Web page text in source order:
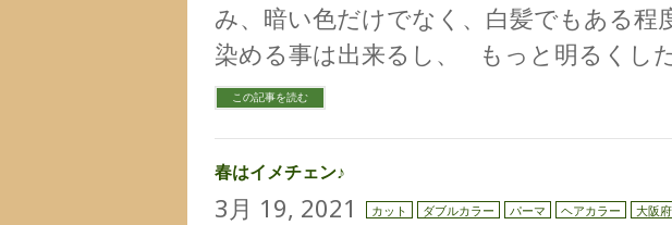
み、暗い色だけでなく、白髪でもある程
染める事は出来るし、 もっと明るくし
この記事を読む
春はイメチェン♪
3月 19, 2021 カット ダブルカラー パーマ ヘアカラー 大阪府